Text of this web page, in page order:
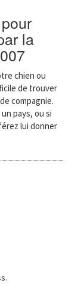
la
chien ou
de trouver
compagnie.
pays, ou si
lui donner